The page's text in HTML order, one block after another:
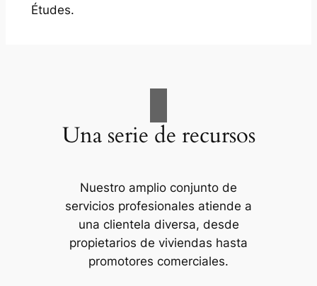
Études.
Una serie de recursos
Nuestro amplio conjunto de
servicios profesionales atiende a
una clientela diversa, desde
propietarios de viviendas hasta
promotores comerciales.